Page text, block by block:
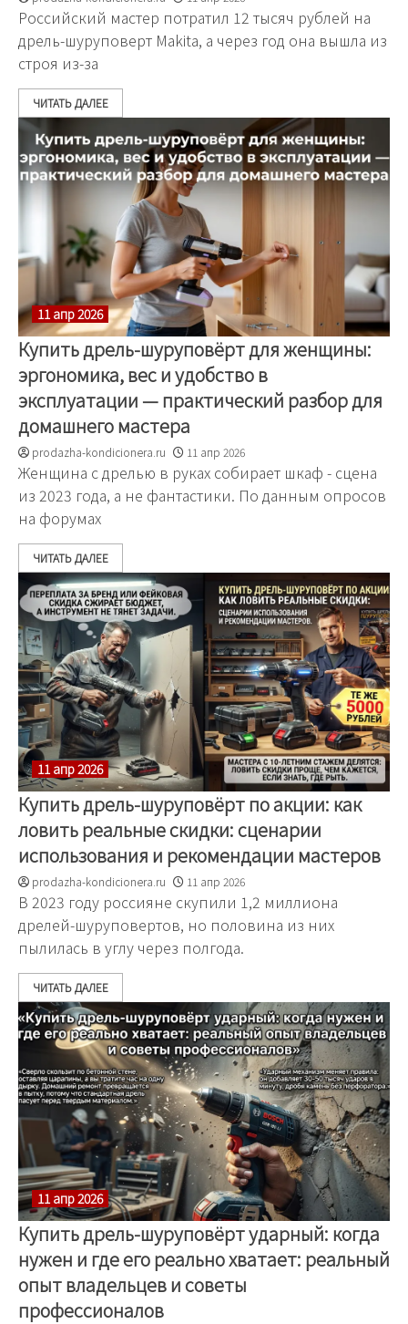
Российский мастер потратил 12 тысяч рублей на
дрель-шуруповерт Makita, а через год она вышла из
строя из-за
ЧИТАТЬ ДАЛЕЕ
11 апр 2026
Купить дрель-шуруповёрт для женщины:
эргономика, вес и удобство в
эксплуатации — практический разбор для
домашнего мастера
prodazha-kondicionera.ru 11 апр 2026
Женщина с дрелью в руках собирает шкаф - сцена
из 2023 года, а не фантастики. По данным опросов
на форумах
ЧИТАТЬ ДАЛЕЕ
11 апр 2026
Купить дрель-шуруповёрт по акции: как
ловить реальные скидки: сценарии
использования и рекомендации мастеров
prodazha-kondicionera.ru 11 апр 2026
В 2023 году россияне скупили 1,2 миллиона
дрелей-шуруповертов, но половина из них
пылилась в углу через полгода.
ЧИТАТЬ ДАЛЕЕ
11 апр 2026
Купить дрель-шуруповёрт ударный: когда
нужен и где его реально хватает: реальный
опыт владельцев и советы
профессионалов